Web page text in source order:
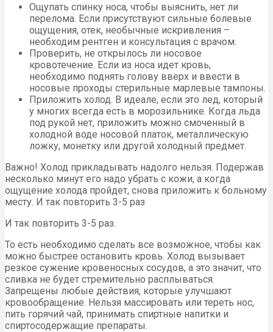
Ощупать спинку носа, чтобы выяснить, нет ли
перелома. Если присутствуют сильные болевые
ощущения, отек, необычные искривления –
необходим рентген и консультация с врачом.
Проверить, не открылось ли носовое
кровотечение. Если из носа идет кровь,
необходимо поднять голову вверх и ввести в
носовые проходы стерильные марлевые тампоны.
Приложить холод. В идеале, если это лед, который
у многих всегда есть в морозильнике. Когда льда
под рукой нет, приложить можно смоченный в
холодной воде носовой платок, металлическую
ложку, монетку или другой холодный предмет.
Важно! Холод прикладывать надолго нельзя. Подержав
несколько минут его надо убрать с кожи, а когда
ощущение холода пройдет, снова приложить к больному
месту. И так повторить 3-5 раз
И так повторить 3-5 раз.
То есть необходимо сделать все возможное, чтобы как
можно быстрее остановить кровь. Холод вызывает
резкое сужение кровеносных сосудов, а это значит, что
сливка не будет стремительно расплываться.
Запрещены любые действия, которые улучшают
кровообращение. Нельзя массировать или тереть нос,
пить горячий чай, принимать спиртные напитки и
спиртосодержащие препараты.